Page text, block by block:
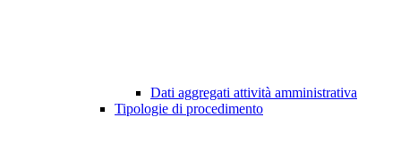
Dati aggregati attività amministrativa
Tipologie di procedimento